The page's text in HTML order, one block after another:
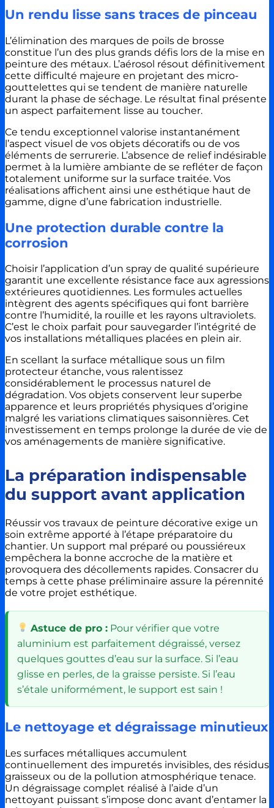
Un rendu lisse sans traces de pinceau
L’élimination des marques de poils de brosse
constitue l’un des plus grands défis lors de la mise en
peinture des métaux. L’aérosol résout définitivement
cette difficulté majeure en projetant des micro-
gouttelettes qui se tendent de manière naturelle
durant la phase de séchage. Le résultat final présente
un aspect parfaitement lisse au toucher.
Ce tendu exceptionnel valorise instantanément
l’aspect visuel de vos objets décoratifs ou de vos
éléments de serrurerie. L’absence de relief indésirable
permet à la lumière ambiante de se refléter de façon
totalement uniforme sur la surface traitée. Vos
réalisations affichent ainsi une esthétique haut de
gamme, digne d’une fabrication industrielle.
Une protection durable contre la
corrosion
Choisir l’application d’un spray de qualité supérieure
garantit une excellente résistance face aux agressions
extérieures quotidiennes. Les formules actuelles
intègrent des agents spécifiques qui font barrière
contre l’humidité, la rouille et les rayons ultraviolets.
C’est le choix parfait pour sauvegarder l’intégrité de
vos installations métalliques placées en plein air.
En scellant la surface métallique sous un film
protecteur étanche, vous ralentissez
considérablement le processus naturel de
dégradation. Vos objets conservent leur superbe
apparence et leurs propriétés physiques d’origine
malgré les variations climatiques saisonnières. Cet
investissement en temps prolonge la durée de vie de
vos aménagements de manière significative.
La préparation indispensable
du support avant application
Réussir vos travaux de peinture décorative exige un
soin extrême apporté à l’étape préparatoire du
chantier. Un support mal préparé ou poussiéreux
empêchera la bonne accroche de la matière et
provoquera des décollements rapides. Consacrer du
temps à cette phase préliminaire assure la pérennité
de votre projet esthétique.
Astuce de pro : Pour vérifier que votre
aluminium est parfaitement dégraissé, versez
quelques gouttes d’eau sur la surface. Si l’eau
glisse en perles, de la graisse persiste. Si l’eau
s’étale uniformément, le support est sain !
Le nettoyage et dégraissage minutieux
Les surfaces métalliques accumulent
continuellement des impuretés invisibles, des résidus
graisseux ou de la pollution atmosphérique tenace.
Un dégraissage complet réalisé à l’aide d’un
nettoyant puissant s’impose donc avant d’entamer la